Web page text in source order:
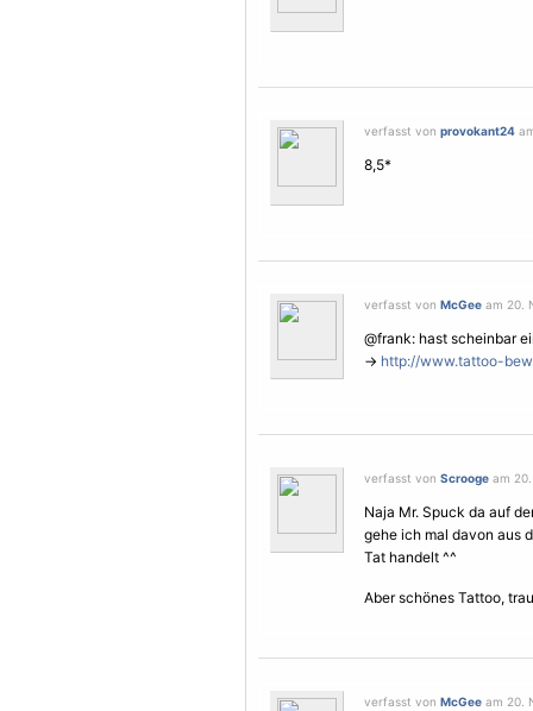
verfasst von provokant24
8,5*
verfasst von McGee am 20.
@frank: hast scheinbar
-> http://www.tattoo-
verfasst von Scrooge am
Naja Mr. Spuck da auf
gehe ich mal davon aus
Tat handelt ^^
Aber schönes Tattoo,
verfasst von McGee am 20.